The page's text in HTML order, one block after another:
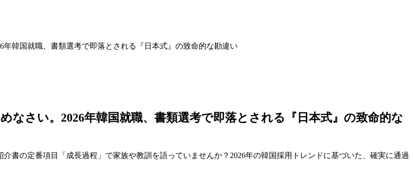
年韓国就職、書類選考で即落とされる『日本式』の致命的な勘違い
なさい。2026年韓国就職、書類選考で即落とされる『日本式』の致命的な
書の定番項目「成長過程」で家族や教訓を語っていませんか？2026年の韓国採用トレンドに基づいた、確実に通過